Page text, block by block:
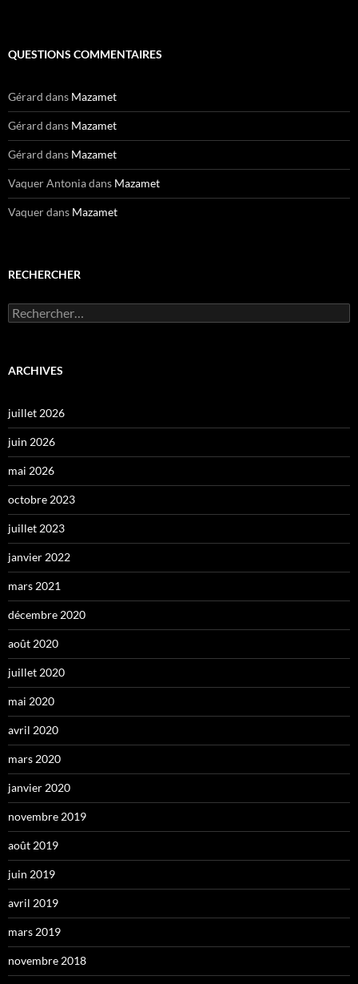
QUESTIONS COMMENTAIRES
Gérard dans Mazamet
Gérard dans Mazamet
Gérard dans Mazamet
Vaquer Antoniadans Mazamet
Vaquerdans Mazamet
RECHERCHER
Rechercher :
ARCHIVES
juillet 2026
juin 2026
mai 2026
octobre 2023
juillet 2023
janvier 2022
mars 2021
décembre 2020
août 2020
juillet 2020
mai 2020
avril 2020
mars 2020
janvier 2020
novembre 2019
août 2019
juin 2019
avril 2019
mars 2019
novembre 2018